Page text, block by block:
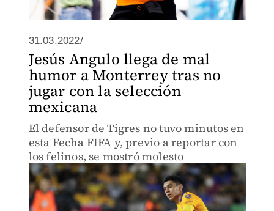
31.03.2022/
Jesús Angulo llega de mal
humor a Monterrey tras no
jugar con la selección
mexicana
El defensor de Tigres no tuvo minutos en
esta Fecha FIFA y, previo a reportar con
los felinos, se mostró molesto